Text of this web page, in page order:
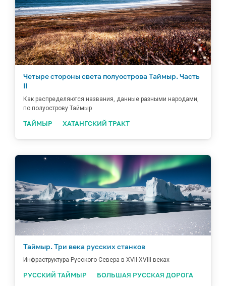
Четыре стороны света полуострова Таймыр. Часть
II
Как распределяются названия, данные разными народами,
по полуострову Таймыр
ТАЙМЫР ХАТАНГСКИЙ ТРАКТ
Таймыр. Три века русских станков
Инфраструктура Русского Севера в XVII-XVIII веках
РУССКИЙ ТАЙМЫР БОЛЬШАЯ РУССКАЯ ДОРОГА